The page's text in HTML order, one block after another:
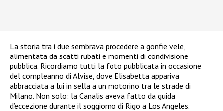
La storia tra i due sembrava procedere a gonfie vele,
alimentata da scatti rubati e momenti di condivisione
pubblica. Ricordiamo tutti la foto pubblicata in occasione
del compleanno di Alvise, dove Elisabetta appariva
abbracciata a lui in sella a un motorino tra le strade di
Milano. Non solo: la Canalis aveva fatto da guida
d’eccezione durante il soggiorno di Rigo a Los Angeles.